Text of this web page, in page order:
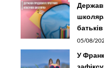
05/08/
У